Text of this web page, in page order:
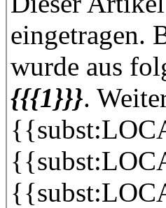
eingetragen.
wurde aus
{{{1}}}.